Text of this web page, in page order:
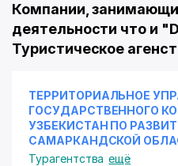
Компании,
деятельности что и
Туристическое
ТЕРРИТОРИАЛЬНОЕ
ГОСУДАРСТВЕННОГО
УЗБЕКИСТАН ПО
САМАРКАНДСКОЙ
Турагентства ещё